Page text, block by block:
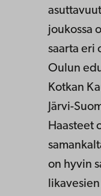
joukossa
saarta eri
Oulun
Kotkan
Järvi-
Haasteet
on hyvin